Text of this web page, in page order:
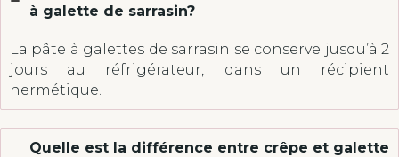
à galette de sarrasin?
La pâte à galettes de sarrasin se conserve jusqu’à 2
jours au réfrigérateur, dans un récipient
hermétique.
Quelle est la différence entre crêpe et galette